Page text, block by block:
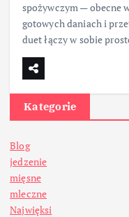
spożywczym — obecne
gotowych daniach i
duet łączy w sobie
Kategorie
Blog
jedzenie
mięsne
mleczne
Najwięksi